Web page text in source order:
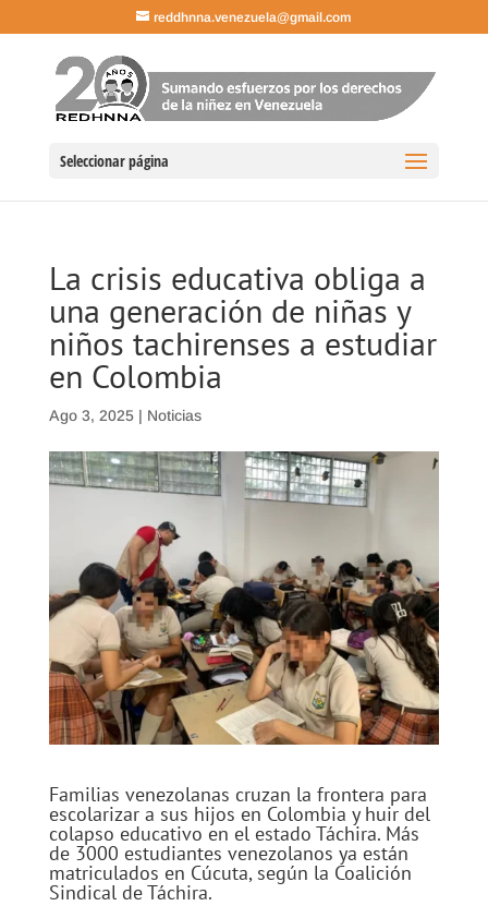
reddhnna.venezuela@gmail.com
Seleccionar página
La crisis educativa obliga a
una generación de niñas y
niños tachirenses a estudiar
en Colombia
Ago 3, 2025| Noticias
Familias venezolanas cruzan la frontera para
escolarizar a sus hijos en Colombia y huir del
colapso educativo en el estado Táchira. Más
de 3000 estudiantes venezolanos ya están
matriculados en Cúcuta, según la Coalición
Sindical de Táchira.